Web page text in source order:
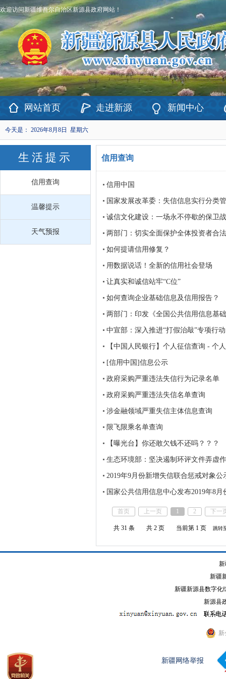
欢迎访问新疆维吾尔自治区新源县政府网站！
网站首页 走进新源 新闻中心
今天是： 2026年8月8日 星期六
生活提示
信用查询
温馨提示
天气预报
信用查询
信用中国
国家发展改革委：失信信息实行分类
诚信文化建设：一场永不停歇的保卫战
两部门：切实全面保护全体投资者合
如何提请信用修复？
用数据说话！全新的信用社会登场
让真实和诚信站牢“C位”
如何查询企业基础信息及信用报告？
两部门：印发《全国公共信用信息基
中宣部：深入推进“打假治敲”专项行
【中国人民银行】个人征信查询 - 个
[信用中国]信息公示
政府采购严重违法失信行为记录名单
政府采购严重违法失信名单查询
涉金融领域严重失信主体信息查询
限飞限乘名单查询
【曝光台】你还敢欠钱不还吗？？？
生态环境部：坚决遏制环评文件弄虚
2019年9月份新增失信联合惩戒对象
国家公共信用信息中心发布2019年8
首页 上一页 1 2 下一
共 31 条 共 2 页 当前第 1 页 跳转
新疆
新疆新源县数字化
新源县
新
新疆网络举报